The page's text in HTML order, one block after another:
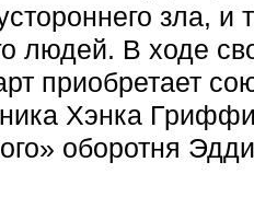
зла, и
людей. В ходе
приобретает
Хэнка
оборотня